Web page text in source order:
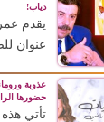
دياب!
يقدم
عنوان
عذوبة
حضورها
تأتي